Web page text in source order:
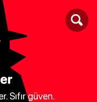
Sıfır güven.